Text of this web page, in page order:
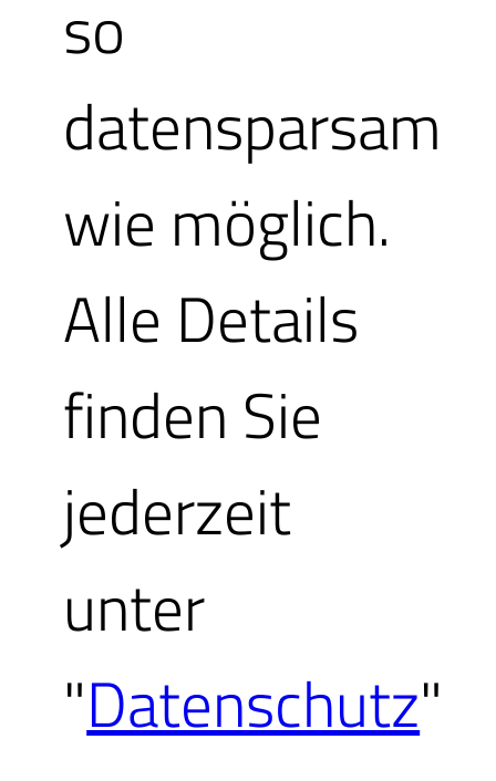
Dieser Tarif
ermöglicht
allen unseren
Startplätzen
einzusteigen.
so
datensparsam
wie möglich.
Alle Details
finden Sie
jederzeit
unter
"Datenschutz"